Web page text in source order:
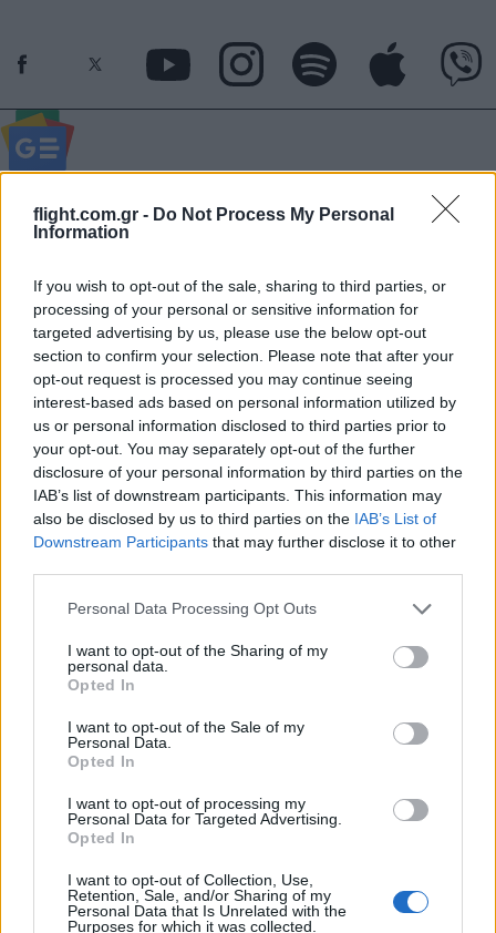
flight.com.gr - Do Not Process My Personal
Information
If you wish to opt-out of the sale, sharing to third parties, or
processing of your personal or sensitive information for
targeted advertising by us, please use the below opt-out
section to confirm your selection. Please note that after your
opt-out request is processed you may continue seeing
interest-based ads based on personal information utilized by
us or personal information disclosed to third parties prior to
your opt-out. You may separately opt-out of the further
disclosure of your personal information by third parties on the
IAB’s list of downstream participants. This information may
also be disclosed by us to third parties on the IAB’s List of
Downstream Participants that may further disclose it to other
Please note that this website/app uses one or more Google
not limited to your visit or usage behaviour. You may click to
grant or deny consent to Google and its third-party tags to
use your data for below specified purposes in below Google
consent section.
Personal Data Processing Opt Outs
I want to opt-out of the Sharing of my
personal data.
Opted In
I want to opt-out of the Sale of my
Personal Data.
Opted In
I want to opt-out of processing my
Personal Data for Targeted Advertising.
Opted In
I want to opt-out of Collection, Use,
Retention, Sale, and/or Sharing of my
Personal Data that Is Unrelated with the
Purposes for which it was collected.
Ακολουθήστε το
και μάθετε πρώτοι όλες τις ειδήσεις.
Τα άρθρα που δημοσιεύονται στο flight.com.gr εκφράζουν
Απαγορεύεται η αναδημοσίευση χωρίς γραπτή έγκριση. Σε
αντίθετη περίπτωση θα λαμβάνονται νομικά μέτρα. Ο
ιστότοπος διατηρεί το δικαίωμα ελέγχου των σχολίων, τα
οποία εκφράζουν μόνο το συγγραφέα τους.
Please login to comment